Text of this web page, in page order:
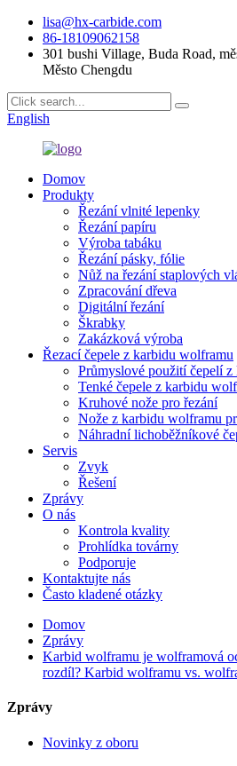
lisa@hx-carbide.com
86-18109062158
301 bushi Village, Buda Road,
Město Chengdu
English
Domov
Produkty
Řezání vlnité lepenky
Řezání papíru
Výroba tabáku
Řezání pásky, fólie
Nůž na řezání staplových
Zpracování dřeva
Digitální řezání
Škrabky
Zakázková výroba
Řezací čepele z karbidu wolframu
Průmyslové použití čepelí
Tenké čepele z karbidu
Kruhové nože pro řezání
Nože z karbidu wolframu
Náhradní lichoběžníkové
Servis
Zvyk
Řešení
Zprávy
O nás
Kontrola kvality
Prohlídka továrny
Podporuje
Kontaktujte nás
Často kladené otázky
Domov
Zprávy
Karbid wolframu je wolframová
rozdíl? Karbid wolframu vs.
Zprávy
Novinky z oboru